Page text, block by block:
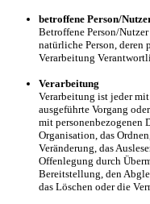
betroffene Person/
Betroffene Person/
natürliche Person, deren
Verarbeitung
Verarbeitung
Verarbeitung ist jeder
ausgeführte Vorgang
mit personenbezogenen
Organisation, das
Veränderung, das
Offenlegung durch
Bereitstellung, den
das Löschen oder die